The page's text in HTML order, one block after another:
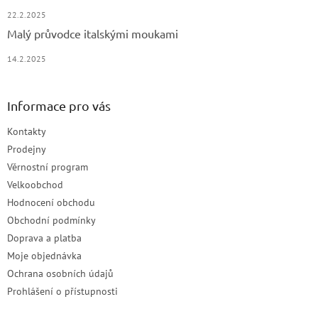
22.2.2025
Malý průvodce italskými moukami
14.2.2025
Informace pro vás
Kontakty
Prodejny
Věrnostní program
Velkoobchod
Hodnocení obchodu
Obchodní podmínky
Doprava a platba
Moje objednávka
Ochrana osobních údajů
Prohlášení o přístupnosti